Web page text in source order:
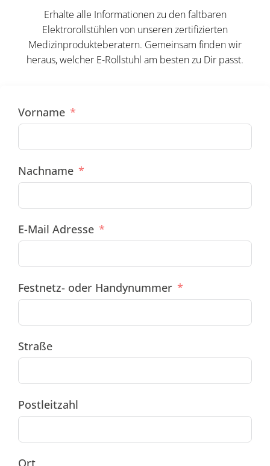
Erhalte alle Informationen zu den faltbaren
Elektrorollstühlen von unseren zertifizierten
Medizinprodukteberatern. Gemeinsam finden wir
heraus, welcher E-Rollstuhl am besten zu Dir passt.
Vorname
Nachname
E-Mail Adresse
Festnetz- oder Handynummer
Straße
Postleitzahl